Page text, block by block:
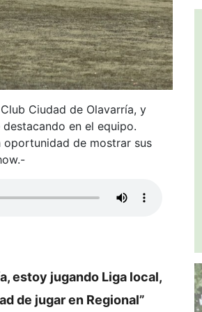
Ciudad de Olavarría, y
en el equipo.
oportunidad de mostrar sus
estoy jugando Liga local,
de jugar en Regional”